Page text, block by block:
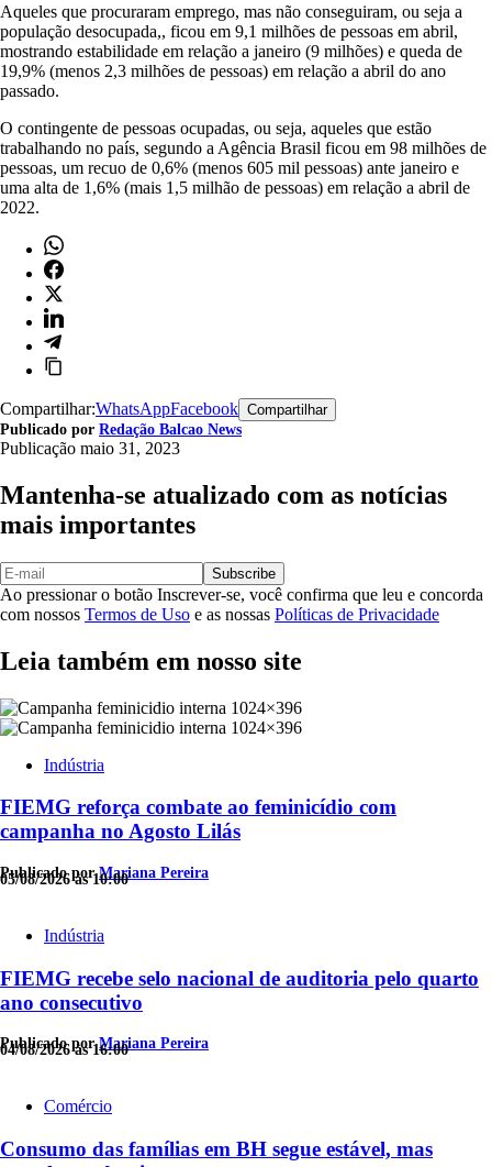
Aqueles que procuraram emprego, mas não conseguiram, ou seja a
população desocupada,, ficou em 9,1 milhões de pessoas em abril,
mostrando estabilidade em relação a janeiro (9 milhões) e queda de
19,9% (menos 2,3 milhões de pessoas) em relação a abril do ano
passado.
O contingente de pessoas ocupadas, ou seja, aqueles que estão
trabalhando no país, segundo a Agência Brasil ficou em 98 milhões de
pessoas, um recuo de 0,6% (menos 605 mil pessoas) ante janeiro e
uma alta de 1,6% (mais 1,5 milhão de pessoas) em relação a abril de
2022.
Compartilhar:WhatsAppFacebook Compartilhar
Publicado por Redação Balcao News
Publicação maio 31, 2023
Mantenha-se atualizado com as notícias
mais importantes
Subscribe
Ao pressionar o botão Inscrever-se, você confirma que leu e concorda
com nossos Termos de Uso e as nossas Políticas de Privacidade
Leia também em nosso site
Indústria
FIEMG reforça combate ao feminicídio com
campanha no Agosto Lilás
Publicado porMariana Pereira
05/08/2026 às 10:00
Indústria
FIEMG recebe selo nacional de auditoria pelo quarto
ano consecutivo
Publicado porMariana Pereira
04/08/2026 às 16:00
Comércio
Consumo das famílias em BH segue estável, mas